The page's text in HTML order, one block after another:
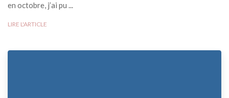
en octobre, j’ai pu ...
LIRE L'ARTICLE